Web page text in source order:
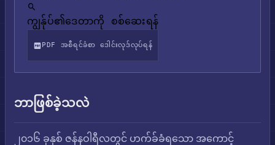
ကျွန်ုပ်၏ဒေတာကို စစ်ဆေးရန်
PDF အစီရင်ခံစာ ဒေါင်းလုဒ်လုပ်ရန်
ဘာဖြစ်ခဲ့သလဲ
၂၀၁၆ ခုနှစ် ဇန်နဝါရီလတွင် ဟက်ခ်ခံရသော အကောင့်